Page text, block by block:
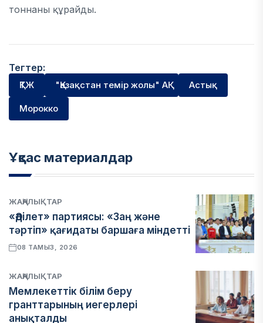
тоннаны құрайды.
Тегтер:
ҚТЖ "Қазақстан темір жолы" АҚ Астық
Морокко
Ұқсас материалдар
ЖАҢАЛЫҚТАР
«Әділет» партиясы: «Заң және
тәртіп» қағидаты баршаға міндетті
08 ТАМЫЗ, 2026
ЖАҢАЛЫҚТАР
Мемлекеттік білім беру
гранттарының иегерлері
анықталды